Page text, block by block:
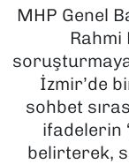
MHP Genel
Rahmi
İzmir’de
sohbet
ifadelerin
belirterek,
KÜLTÜR
MAGAZİN
POLİTİKA
SAĞLIK
Son
Haber